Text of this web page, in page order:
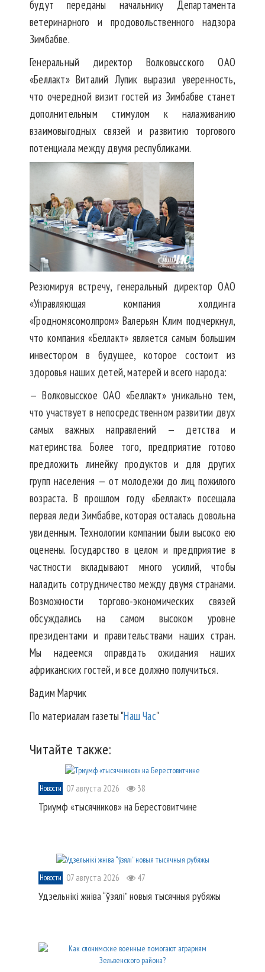
будут переданы начальнику Департамента
ветеринарного и продовольственного надзора
Зимбабве.
Генеральный директор Волковысского ОАО
«Беллакт» Виталий Лупик выразил уверенность,
что очередной визит гостей из Зимбабве станет
дополнительным стимулом к налаживанию
взаимовыгодных связей и развитию торгового
потенциала между двумя республиками.
Резюмируя встречу, генеральный директор ОАО
«Управляющая компания холдинга
«Гродномясомолпром» Валерьян Клим подчеркнул,
что компания «Беллакт» является самым большим
инвестором в будущее, которое состоит из
здоровья наших детей, матерей и всего народа:
— Волковысское ОАО «Беллакт» уникально тем,
что участвует в непосредственном развитии двух
самых важных направлений — детства и
материнства. Более того, предприятие готово
предложить линейку продуктов и для других
групп населения — от молодежи до лиц пожилого
возраста. В прошлом году «Беллакт» посещала
первая леди Зимбабве, которая осталась довольна
увиденным. Технологии компании были высоко ею
оценены. Государство в целом и предприятие в
частности вкладывают много усилий, чтобы
наладить сотрудничество между двумя странами.
Возможности торгово-экономических связей
обсуждались на самом высоком уровне
президентами и правительствами наших стран.
Мы надеемся оправдать ожидания наших
африканских гостей, и все должно получиться.
Вадим Марчик
По материалам газеты "Наш Час"
Читайте также:
Новости 07 августа 2026 38
Триумф «тысячников» на Берестовитчине
Новости 07 августа 2026 47
Удзельнікі жніва “ўзялі” новыя тысячныя рубяжы